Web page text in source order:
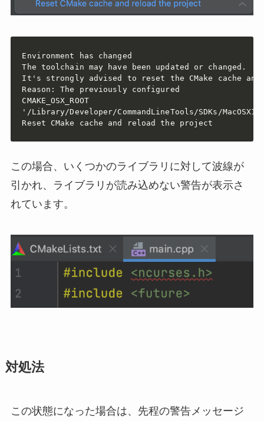
Environment has changed
The toolchain may have been updated or changed.
It's strongly advised to reset the CMake cache
Reason: The previously configured
CMAKE_OSX_ROOT
'/Library/Developer/CommandLineTools/SDKs/
Reset CMake cache and reload the project
この場合、いくつかのライブラリに対して波線が
引かれ、ライブラリが読み込めない警告が表示さ
れています。
対処法
この状態になった場合は、先程の警告メッセージ